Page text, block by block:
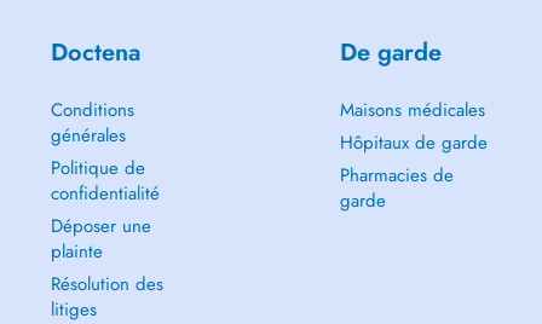
Doctena
Conditions
générales
Politique de
confidentialité
Déposer une
plainte
Résolution des
litiges
De garde
Maisons médicales
Hôpitaux de garde
Pharmacies de
garde